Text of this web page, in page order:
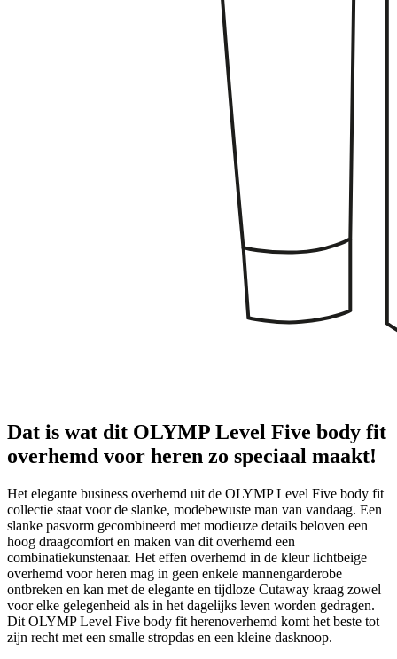
Dat is wat dit OLYMP Level Five body fit
overhemd voor heren zo speciaal maakt!
Het elegante business overhemd uit de OLYMP Level Five body fit
collectie staat voor de slanke, modebewuste man van vandaag. Een
slanke pasvorm gecombineerd met modieuze details beloven een
hoog draagcomfort en maken van dit overhemd een
combinatiekunstenaar. Het effen overhemd in de kleur lichtbeige
overhemd voor heren mag in geen enkele mannengarderobe
ontbreken en kan met de elegante en tijdloze Cutaway kraag zowel
voor elke gelegenheid als in het dagelijks leven worden gedragen.
Dit OLYMP Level Five body fit herenoverhemd komt het beste tot
zijn recht met een smalle stropdas en een kleine dasknoop.